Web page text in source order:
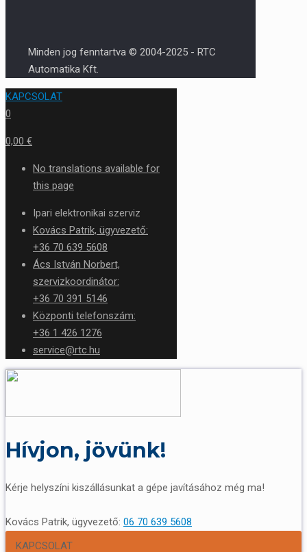
Minden jog fenntartva © 2004-2025 - RTC
Automatika Kft.
KAPCSOLAT
0
0,00 €
No translations available for
this page
Ipari elektronikai szerviz
Kovács Patrik, ügyvezető:
+36 70 639 5608
Ács István Norbert,
szervizkoordinátor:
+36 70 391 5146
Központi telefonszám:
+36 1 426 1276
service@rtc.hu
Hívjon, jövünk!
Kérje helyszíni kiszállásunkat a gépe javításához még ma!
Kovács Patrik, ügyvezető: 06 70 639 5608
KAPCSOLAT